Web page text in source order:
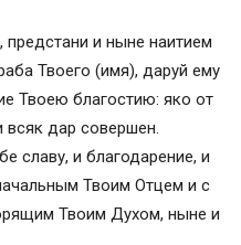
и ныне наитием
Твоего (имя), даруй ему
Твоею благостию: яко от
всяк дар совершен.
славу, и благодарение, и
Твоим Отцем и с
Твоим Духом, ныне и